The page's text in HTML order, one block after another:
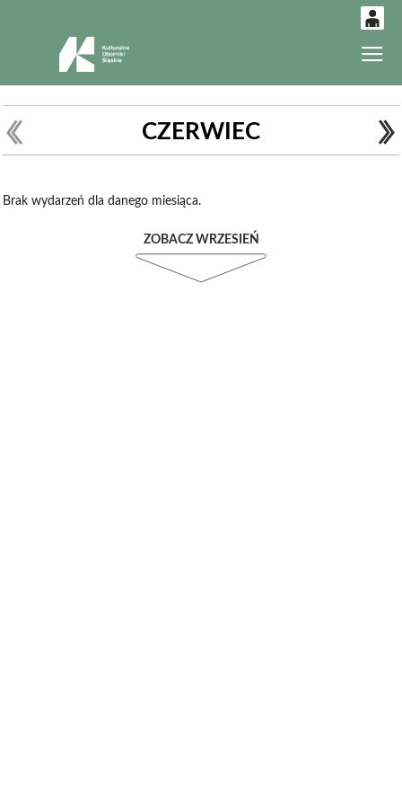
PLN
CZERWIEC
Brak wydarzeń dla danego miesiąca.
ZOBACZ WRZESIEŃ